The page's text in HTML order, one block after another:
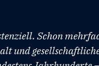
Schon
und